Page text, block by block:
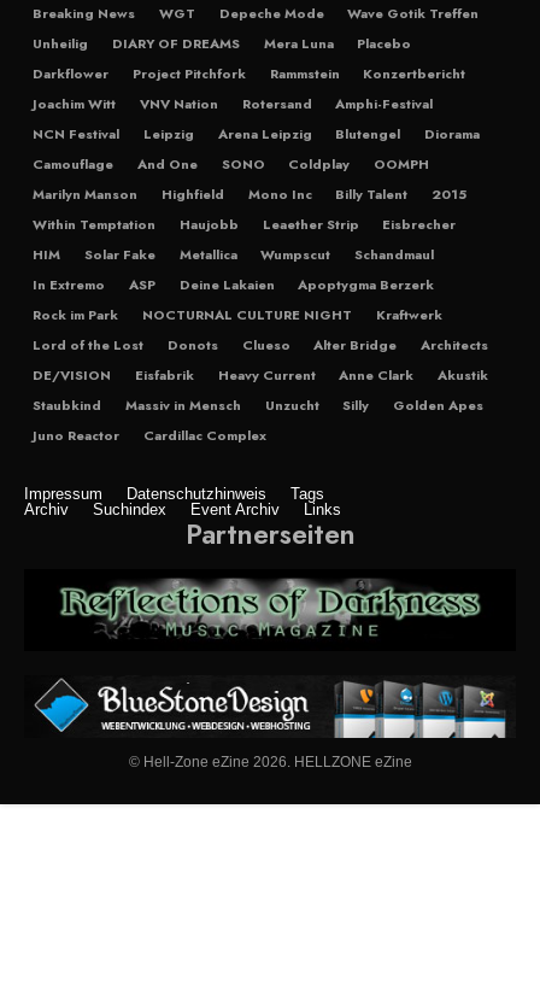
Breaking News WGT Depeche Mode
Wave Gotik Treffen
Unheilig
DIARY OF DREAMS Mera Luna
Placebo
Darkflower
Project Pitchfork Rammstein
Konzertbericht
Joachim Witt
VNV Nation Rotersand
Amphi-Festival
NCN Festival
Leipzig Arena Leipzig Blutengel
Diorama
Camouflage
And One SONO Coldplay
OOMPH
Marilyn Manson
Highfield Mono Inc Billy Talent
2015
Within Temptation
Haujobb Leaether Strip
Eisbrecher
HIM
Solar Fake Metallica Wumpscut
Schandmaul
In Extremo
ASP Deine Lakaien
Apoptygma Berzerk
Rock im Park
NOCTURNAL CULTURE NIGHT
Kraftwerk
Lord of the Lost
Donots Clueso Alter Bridge
Architects
DE/VISION
Eisfabrik Heavy Current Anne Clark
Akustik
Staubkind
Massiv in Mensch Unzucht Silly
Golden Apes
Juno Reactor
Cardillac Complex
Impressum Datenschutzhinweis
Tags
Archiv
Suchindex Event Archiv Links
Partnerseiten
© Hell-Zone eZine 2026. HELLZONE eZine